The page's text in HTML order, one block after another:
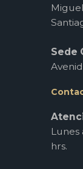
Sede
Lunes
hrs.